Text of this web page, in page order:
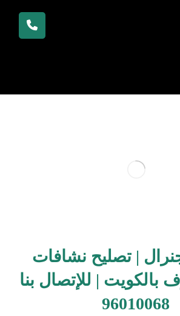
| تصليح نشافات
| للإتصال بنا
96010068